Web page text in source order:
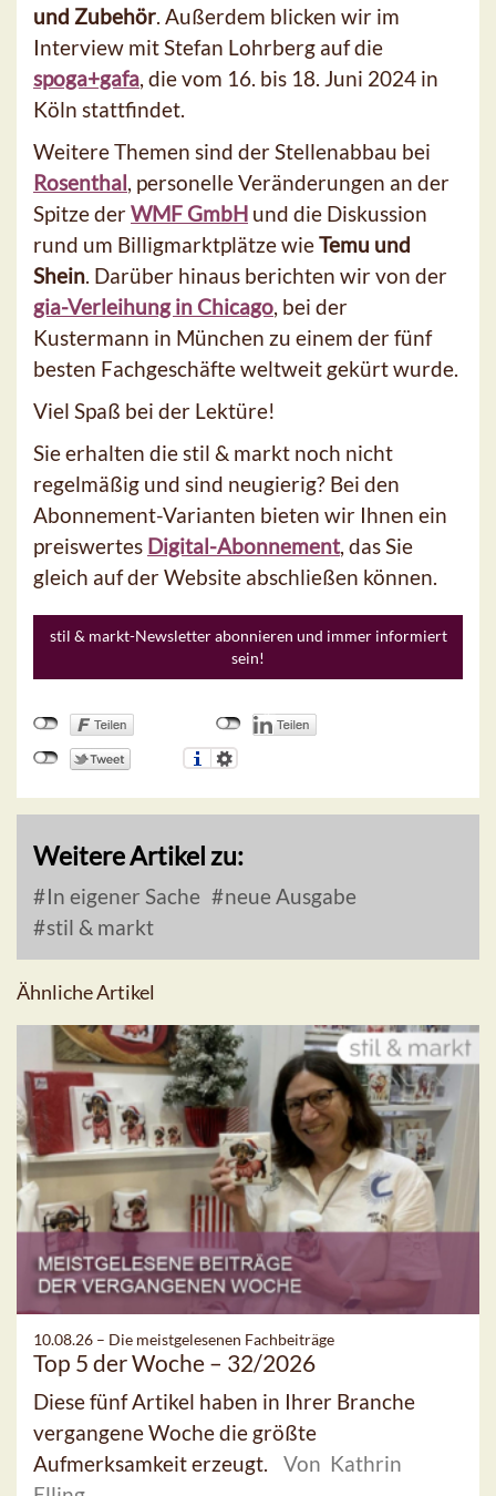
und Zubehör. Außerdem blicken wir im
Interview mit Stefan Lohrberg auf die
spoga+gafa, die vom 16. bis 18. Juni 2024 in
Köln stattfindet.
Weitere Themen sind der Stellenabbau bei
Rosenthal, personelle Veränderungen an der
Spitze derWMF GmbH und die Diskussion
rund um Billigmarktplätze wieTemu und
Shein. Darüber hinaus berichten wir von der
gia-Verleihung in Chicago, bei der
Kustermann in München zu einem der fünf
besten Fachgeschäfte weltweit gekürt wurde.
Viel Spaß bei der Lektüre!
Sie erhalten die stil & markt noch nicht
regelmäßig und sind neugierig? Bei den
Abonnement-Varianten bieten wir Ihnen ein
preiswertes Digital-Abonnement, das Sie
gleich auf der Website abschließen können.
stil & markt-Newsletter abonnieren und immer informiert
sein!
Weitere Artikel zu:
In eigener Sache
neue Ausgabe
stil & markt
Ähnliche Artikel
10.08.26 – Die meistgelesenen Fachbeiträge
Top 5 der Woche – 32/2026
Diese fünf Artikel haben in Ihrer Branche
vergangene Woche die größte
Aufmerksamkeit erzeugt.
Von Kathrin